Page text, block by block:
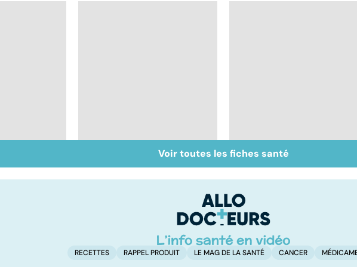
Tout savoir sur les
transfusions
La septicémie ou
sepsis : quand les
Voir toutes les fiches santé
RECETTES RAPPEL PRODUIT LE MAG DE LA SANTÉ CANCER